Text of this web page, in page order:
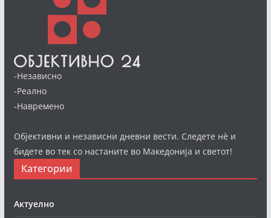
-Независно
-Реално
-Навремено
Објективни и независни дневни вести. Следете нè и
бидете во тек со настаните во Македонија и светот!
Категории
Актуелно